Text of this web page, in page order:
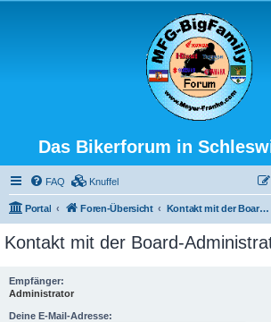
Das Bikerforum in
FAQ Knuffel
Portal Foren-Übersicht Kontakt mit der Board-Administration aufnehmen
Kontakt mit der Board-
Empfänger:
Administrator
Deine E-Mail-Adresse: